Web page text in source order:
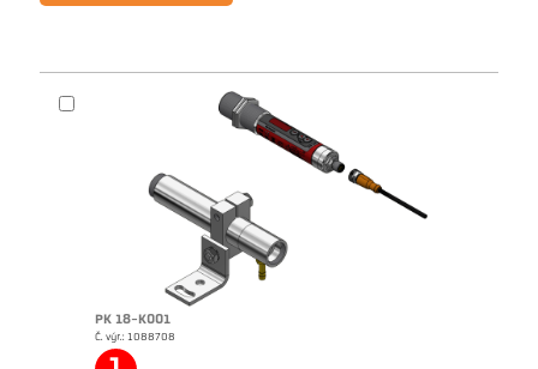
PK 18-K001
Č. výr.: 1088708